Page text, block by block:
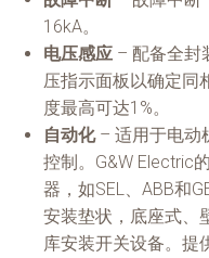
16kA。
电压感应 – 配备全封
压指示面板以确定同
度最高可达1%。
自动化– 适用于电动
控制。G&W Electric
器，如SEL、ABB和
安装垫状，底座式、
库安装开关设备。提